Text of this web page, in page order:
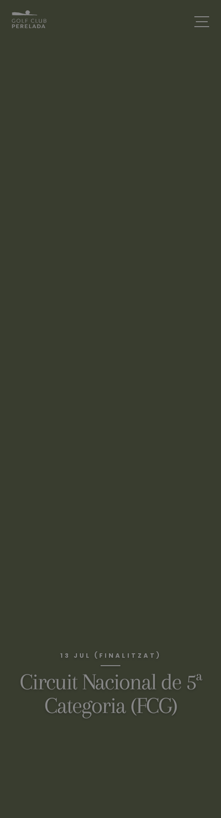
13 JUL (FINALITZAT)
Circuit Nacional de 5ª
Categoria (FCG)